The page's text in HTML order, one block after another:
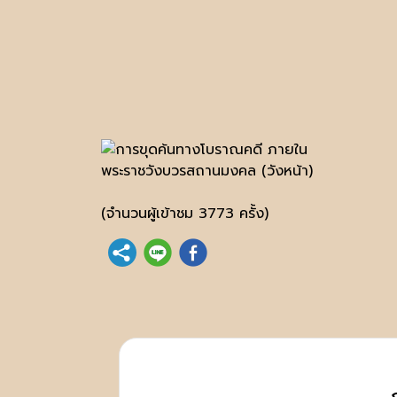
(จำนวนผู้เข้าชม 3773 ครั้ง)